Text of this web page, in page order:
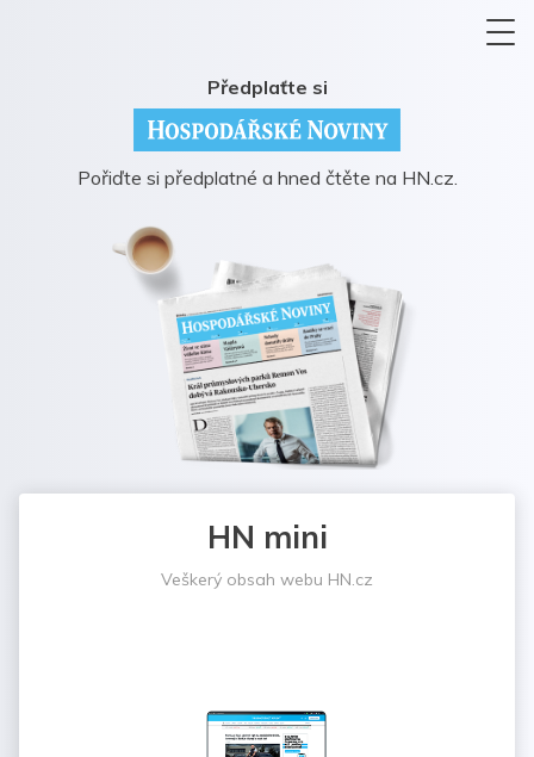
Předplaťte si
Pořiďte si předplatné a hned čtěte na HN.cz.
HN mini
Veškerý obsah webu HN.cz